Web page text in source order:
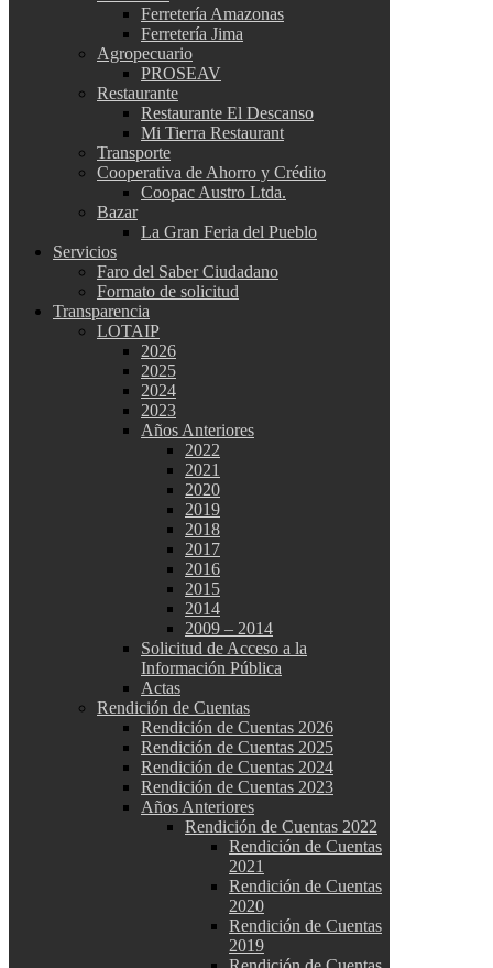
Ferretería Amazonas
Ferretería Jima
Agropecuario
PROSEAV
Restaurante
Restaurante El Descanso
Mi Tierra Restaurant
Transporte
Cooperativa de Ahorro y Crédito
Coopac Austro Ltda.
Bazar
La Gran Feria del Pueblo
Servicios
Faro del Saber Ciudadano
Formato de solicitud
Transparencia
LOTAIP
2026
2025
2024
2023
Años Anteriores
2022
2021
2020
2019
2018
2017
2016
2015
2014
2009 – 2014
Solicitud de Acceso a la
Información Pública
Actas
Rendición de Cuentas
Rendición de Cuentas 2026
Rendición de Cuentas 2025
Rendición de Cuentas 2024
Rendición de Cuentas 2023
Años Anteriores
Rendición de Cuentas 2022
Rendición de Cuentas
2021
Rendición de Cuentas
2020
Rendición de Cuentas
2019